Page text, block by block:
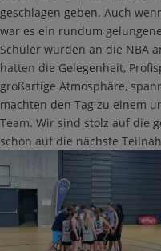
geschlagen geben. Auch
war es ein rundum
Schüler wurden an die NBA
hatten die Gelegenheit,
großartige Atmosphäre,
machten den Tag zu einem
Team. Wir sind stolz auf die
schon auf die nächste